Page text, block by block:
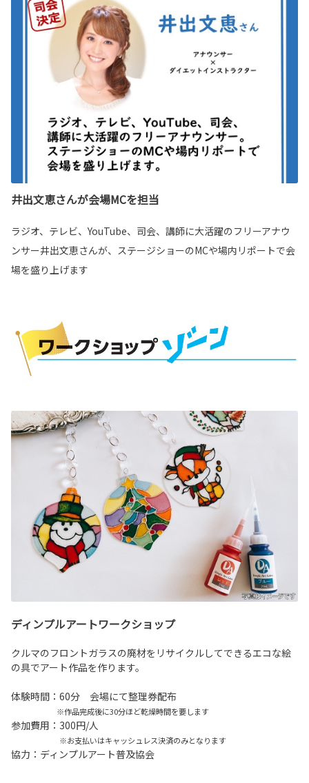
井出文恵さんが会場MCを担当
ラジオ、テレビ、 YouTube、司会、 講師に大活躍のフリーアナウ
ンサー井出文恵さんが、 ステージショーのMCや場内リポートで会
場を盛り上げます
ディンプルアートワークショップ
クルマのフロントガラスの廃材をリサイクルしてできるエコな絵
の具でアート作品を作ります。
体験時間：60分 会場にて整理券配布
※作品完成後に30分ほど乾燥時間を要します
参加費用：300円/人
※お支払いはキャッシュレス決済のみとなります
協力：ディンプルアート普及協会